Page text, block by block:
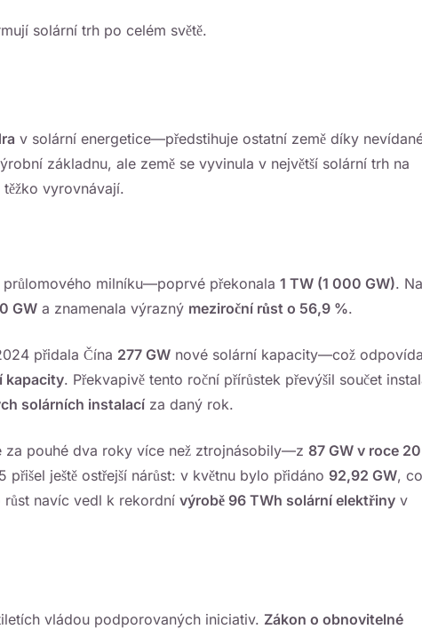
solární trh po celém světě.
v solární energetice—předstihuje ostatní země díky
základnu, ale země se vyvinula v největší solární trh na
těžko vyrovnávají.
milníku—poprvé překonala 1 TW (1 000 GW). Na
GW a znamenala výrazný meziroční růst o 56,9 %.
přidala Čína 277 GW nové solární kapacity—což
kapacity. Překvapivě tento roční přírůstek převýšil součet
solárních instalací za daný rok.
za pouhé dva roky více než ztrojnásobily—z 87 GW v roce
přišel ještě ostřejší nárůst: v květnu bylo přidáno 92,92 GW,
růst navíc vedl k rekordní výrobě 96 TWh solární elektřiny v
vládou podporovaných iniciativ. Zákon o obnovitelné